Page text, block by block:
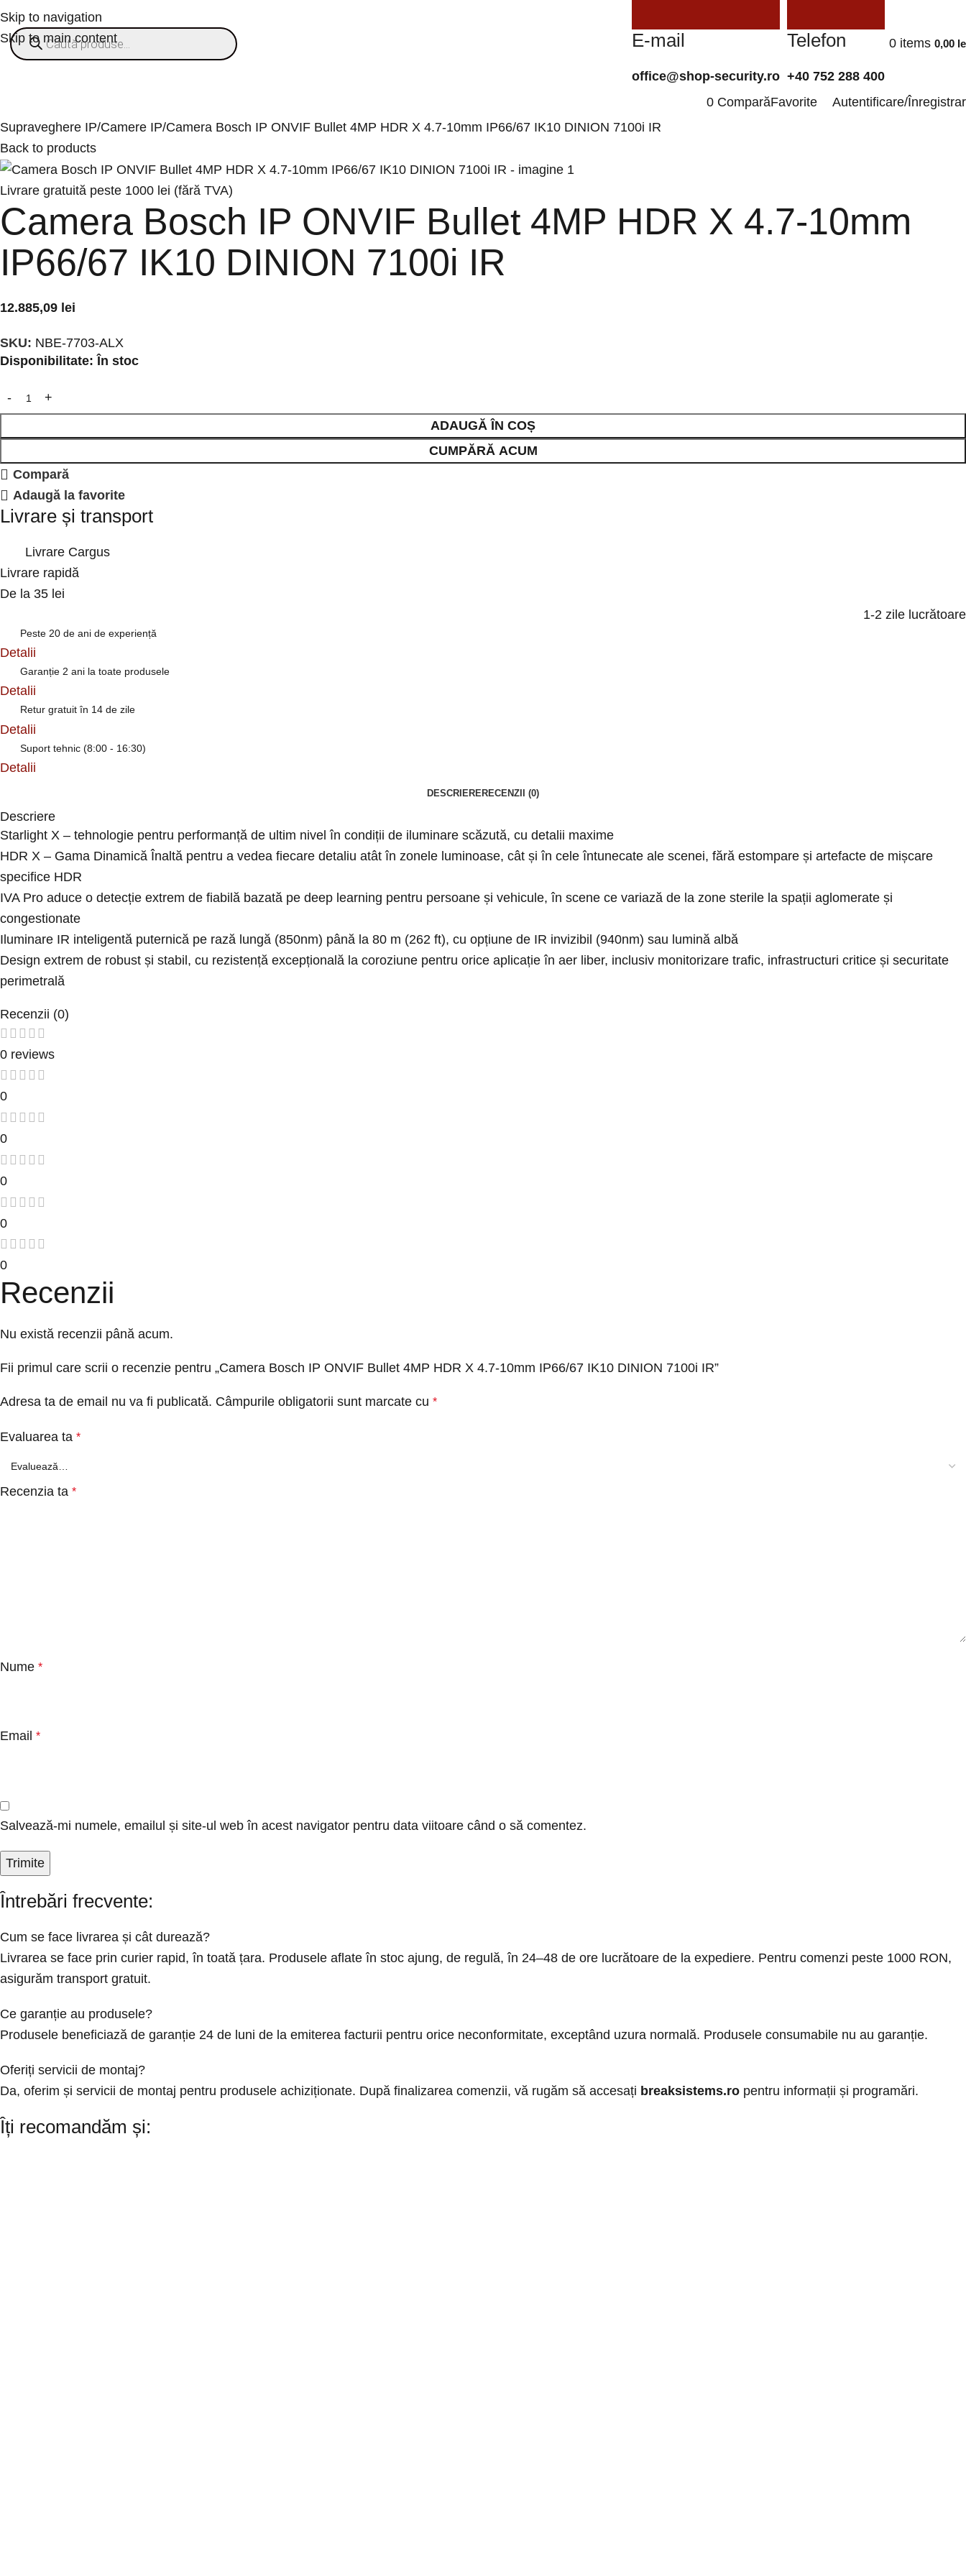
Skip to navigation
Skip to main content
E-mail
office@shop-security.ro
Telefon
+40 752 288 400
0 items 0,00
0 ComparăFavorite
Autentificare/
Supraveghere IP Camere IP Camera Bosch IP ONVIF Bullet 4MP HDR X 4.7-10mm IP66/67 IK10 DINION 7100i IR
Back to products
Livrare gratuită peste 1000 lei (fără TVA)
Camera Bosch IP ONVIF Bullet 4MP HDR X 4.7-10mm
IP66/67 IK10 DINION 7100i IR
12.885,09 lei
SKU: NBE-7703-ALX
Disponibilitate: În stoc
ADAUGĂ ÎN COȘ
CUMPĂRĂ ACUM
Compară
Adaugă la favorite
Livrare și transport
Livrare Cargus
Livrare rapidă
De la 35 lei
1-2 zile lucrătoare
Peste 20 de ani de experiență
Detalii
Garanție 2 ani la toate produsele
Detalii
Retur gratuit în 14 de zile
Detalii
Suport tehnic (8:00 - 16:30)
Detalii
DESCRIERERECENZII (0)
Descriere
Starlight X – tehnologie pentru performanță de ultim nivel în condiții de iluminare scăzută, cu detalii maxime
HDR X – Gama Dinamică Înaltă pentru a vedea fiecare detaliu atât în zonele luminoase, cât și în cele întunecate ale scenei, fără estompare și artefacte de mișcare
specifice HDR
IVA Pro aduce o detecție extrem de fiabilă bazată pe deep learning pentru persoane și vehicule, în scene ce variază de la zone sterile la spații aglomerate și
congestionate
Iluminare IR inteligentă puternică pe rază lungă (850nm) până la 80 m (262 ft), cu opțiune de IR invizibil (940nm) sau lumină albă
Design extrem de robust și stabil, cu rezistență excepțională la coroziune pentru orice aplicație în aer liber, inclusiv monitorizare trafic, infrastructuri critice și securitate
perimetrală
Recenzii (0)
0 reviews
0
0
0
0
0
Recenzii
Nu există recenzii până acum.
Fii primul care scrii o recenzie pentru „Camera Bosch IP ONVIF Bullet 4MP HDR X 4.7-10mm IP66/67 IK10 DINION 7100i IR”
Adresa ta de email nu va fi publicată. Câmpurile obligatorii sunt marcate cu *
Evaluarea ta *
Recenzia ta *
Nume *
Email *
Salvează-mi numele, emailul și site-ul web în acest navigator pentru data viitoare când o să comentez.
Întrebări frecvente:
Cum se face livrarea și cât durează?
Livrarea se face prin curier rapid, în toată țara. Produsele aflate în stoc ajung, de regulă, în 24–48 de ore lucrătoare de la expediere. Pentru comenzi peste 1000 RON,
asigurăm transport gratuit.
Ce garanție au produsele?
Produsele beneficiază de garanție 24 de luni de la emiterea facturii pentru orice neconformitate, exceptând uzura normală. Produsele consumabile nu au garanție.
Oferiți servicii de montaj?
Da, oferim și servicii de montaj pentru produsele achiziționate. După finalizarea comenzii, vă rugăm să accesați breaksistems.ro pentru informații și programări.
Îți recomandăm și: